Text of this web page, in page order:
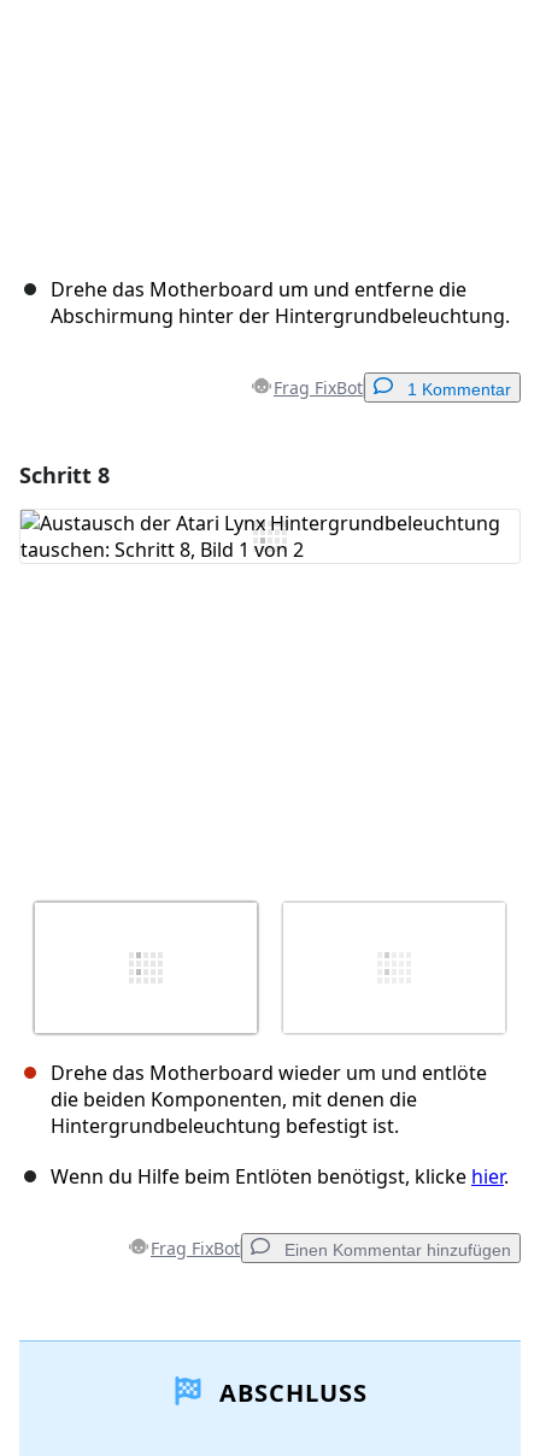
Drehe das Motherboard um und entferne die
Abschirmung hinter der Hintergrundbeleuchtung.
Frag FixBot 1 Kommentar
Kommentar hinzufügen
Schritt 8
Drehe das Motherboard wieder um und entlöte
die beiden Komponenten, mit denen die
Hintergrundbeleuchtung befestigt ist.
Wenn du Hilfe beim Entlöten benötigst, klicke hier.
Frag FixBot Einen Kommentar hinzufügen
Kommentar hinzufügenABSCHLUSS